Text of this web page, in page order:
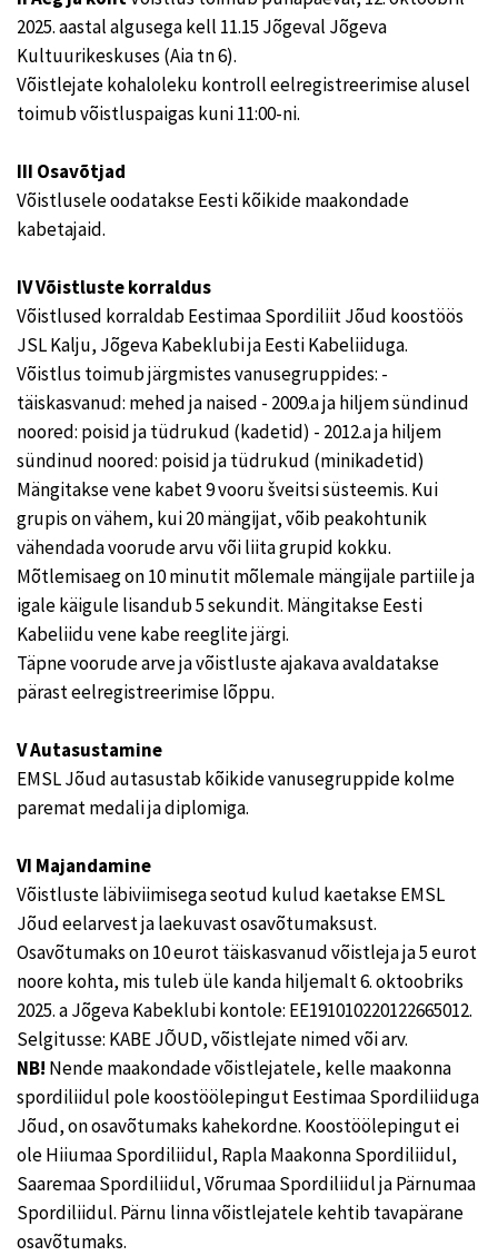
2025. aastal algusega kell 11.15 Jõgeval Jõgeva
Kultuurikeskuses (Aia tn 6).
Võistlejate kohaloleku kontroll eelregistreerimise alusel
toimub võistluspaigas kuni 11:00-ni.
III Osavõtjad
Võistlusele oodatakse Eesti kõikide maakondade
kabetajaid.
IV Võistluste korraldus
Võistlused korraldab Eestimaa Spordiliit Jõud koostöös
JSL Kalju, Jõgeva Kabeklubi ja Eesti Kabeliiduga.
Võistlus toimub järgmistes vanusegruppides: -
täiskasvanud: mehed ja naised - 2009.a ja hiljem sündinud
noored: poisid ja tüdrukud (kadetid) - 2012.a ja hiljem
sündinud noored: poisid ja tüdrukud (minikadetid)
Mängitakse vene kabet 9 vooru šveitsi süsteemis. Kui
grupis on vähem, kui 20 mängijat, võib peakohtunik
vähendada voorude arvu või liita grupid kokku.
Mõtlemisaeg on 10 minutit mõlemale mängijale partiile ja
igale käigule lisandub 5 sekundit. Mängitakse Eesti
Kabeliidu vene kabe reeglite järgi.
Täpne voorude arve ja võistluste ajakava avaldatakse
pärast eelregistreerimise lõppu.
V Autasustamine
EMSL Jõud autasustab kõikide vanusegruppide kolme
paremat medali ja diplomiga.
VI Majandamine
Võistluste läbiviimisega seotud kulud kaetakse EMSL
Jõud eelarvest ja laekuvast osavõtumaksust.
Osavõtumaks on 10 eurot täiskasvanud võistleja ja 5 eurot
noore kohta, mis tuleb üle kanda hiljemalt 6. oktoobriks
2025. a Jõgeva Kabeklubi kontole: EE191010220122665012.
Selgitusse: KABE JÕUD, võistlejate nimed või arv.
NB! Nende maakondade võistlejatele, kelle maakonna
spordiliidul pole koostöölepingut Eestimaa Spordiliiduga
Jõud, on osavõtumaks kahekordne. Koostöölepingut ei
ole Hiiumaa Spordiliidul, Rapla Maakonna Spordiliidul,
Saaremaa Spordiliidul, Võrumaa Spordiliidul ja Pärnumaa
Spordiliidul. Pärnu linna võistlejatele kehtib tavapärane
osavõtumaks.